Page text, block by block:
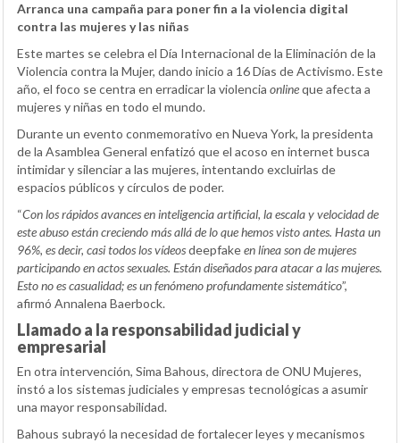
Arranca una campaña para poner fin a la violencia digital
contra las mujeres y las niñas
Este martes se celebra el Día Internacional de la Eliminación de la
Violencia contra la Mujer, dando inicio a 16 Días de Activismo. Este
año, el foco se centra en erradicar la violencia onlineque afecta a
mujeres y niñas en todo el mundo.
Durante un evento conmemorativo en Nueva York, la presidenta
de la Asamblea General enfatizó que el acoso en internet busca
intimidar y silenciar a las mujeres, intentando excluirlas de
espacios públicos y círculos de poder.
“Con los rápidos avances en inteligencia artificial, la escala y velocidad de
este abuso están creciendo más allá de lo que hemos visto antes. Hasta un
96%, es decir, casi todos los vídeosdeepfakeen línea son de mujeres
participando en actos sexuales. Están diseñados para atacar a las mujeres.
Esto no es casualidad; es un fenómeno profundamente sistemático”,
afirmó Annalena Baerbock.
Llamado a la responsabilidad judicial y
empresarial
En otra intervención, Sima Bahous, directora de ONU Mujeres,
instó a los sistemas judiciales y empresas tecnológicas a asumir
una mayor responsabilidad.
Bahous subrayó la necesidad de fortalecer leyes y mecanismos